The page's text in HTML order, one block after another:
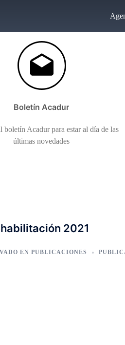
Boletín Acadur
boletín Acadur para estar al día de las
últimas novedades
2021
EN PUBLICACIONES